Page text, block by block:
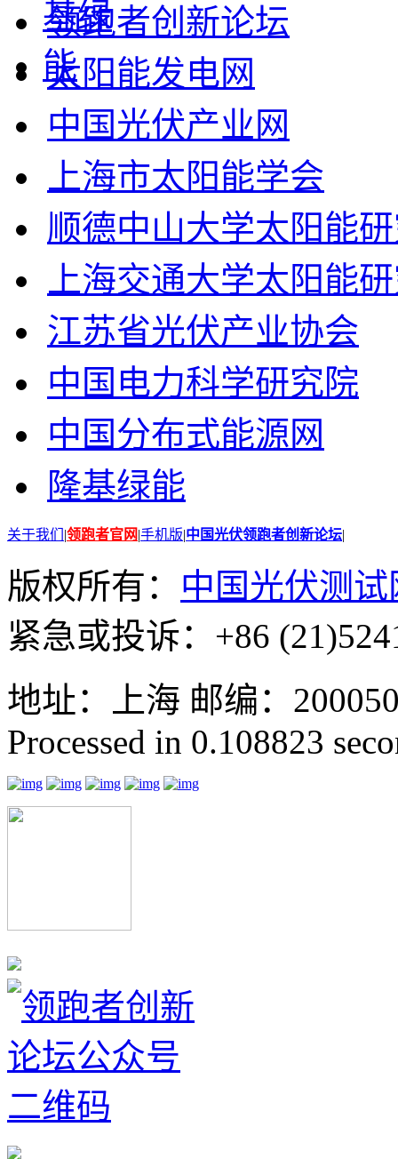
领跑者创新论坛
太阳能发电网
中国光伏产业网
上海市太阳能学会
顺德中山大学太阳能
上海交通大学太阳能
江苏省光伏产业协会
中国电力科学研究院
中国分布式能源网
隆基绿能
关于我们 |领跑者官网|手机版|中国光伏领跑者创新论坛|
版权所有： 中国光伏测试
紧急或投诉：+86
地址：上海 邮编：
Processed in 0.108823